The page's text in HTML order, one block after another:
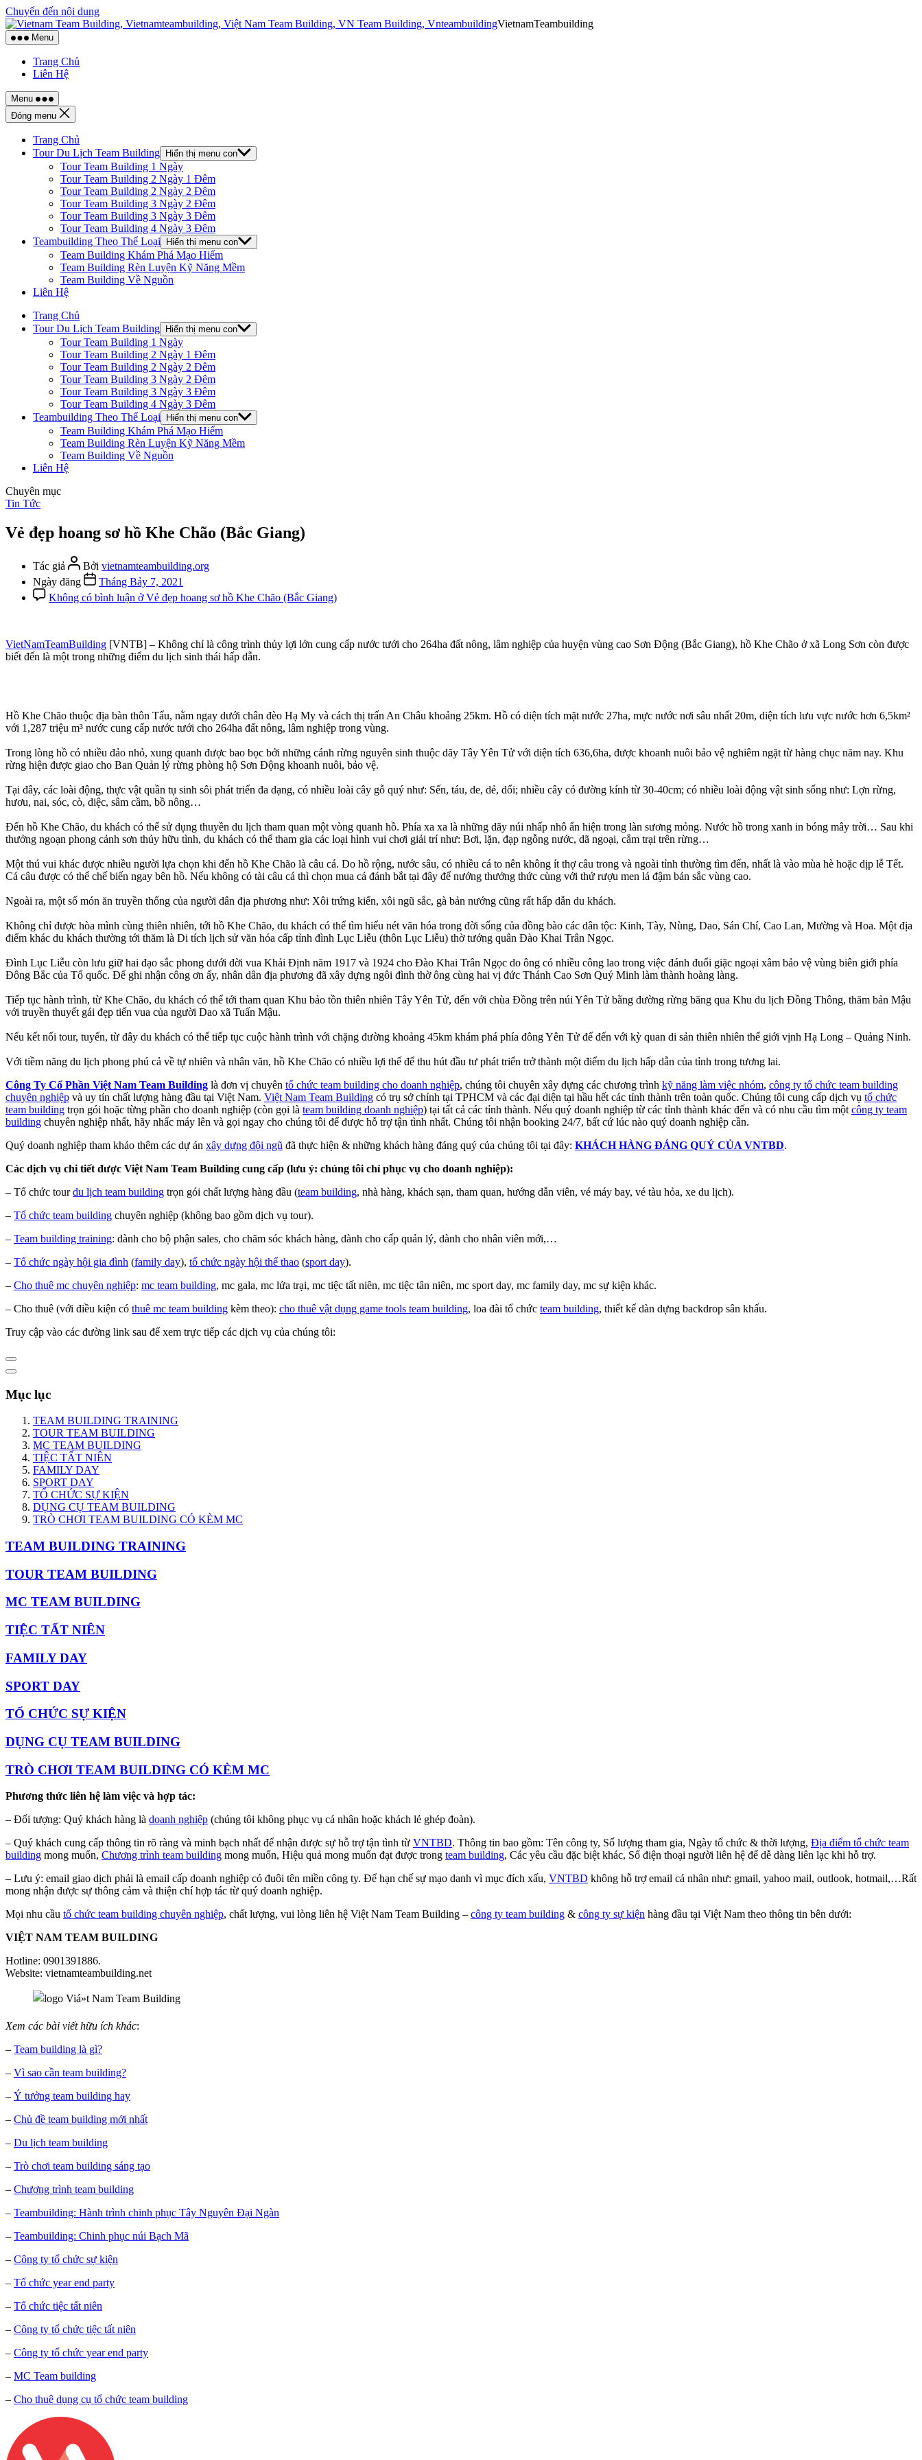
Chuyển đến nội dung
VietnamTeambuilding
Menu
Trang Chủ
Liên Hệ
Menu
Đóng menu
Trang Chủ
Tour Du Lịch Team Building
Hiển thị menu con
Tour Team Building 1 Ngày
Tour Team Building 2 Ngày 1 Đêm
Tour Team Building 2 Ngày 2 Đêm
Tour Team Building 3 Ngày 2 Đêm
Tour Team Building 3 Ngày 3 Đêm
Tour Team Building 4 Ngày 3 Đêm
Teambuilding Theo Thể Loại
Hiển thị menu con
Team Building Khám Phá Mạo Hiểm
Team Building Rèn Luyện Kỹ Năng Mềm
Team Building Về Nguồn
Liên Hệ
Trang Chủ
Tour Du Lịch Team Building
Hiển thị menu con
Tour Team Building 1 Ngày
Tour Team Building 2 Ngày 1 Đêm
Tour Team Building 2 Ngày 2 Đêm
Tour Team Building 3 Ngày 2 Đêm
Tour Team Building 3 Ngày 3 Đêm
Tour Team Building 4 Ngày 3 Đêm
Teambuilding Theo Thể Loại
Hiển thị menu con
Team Building Khám Phá Mạo Hiểm
Team Building Rèn Luyện Kỹ Năng Mềm
Team Building Về Nguồn
Liên Hệ
Chuyên mục
Tin Tức
Vẻ đẹp hoang sơ hồ Khe Chão (Bắc Giang)
Tác giả Bởi vietnamteambuilding.org
Ngày đăng
Tháng Bảy 7, 2021
Không có bình luận ở Vẻ đẹp hoang sơ hồ Khe Chão (Bắc Giang)
VietNamTeamBuilding [VNTB] – Không chỉ là công trình thủy lợi lớn cung cấp nước tưới cho 264ha đất nông, lâm nghiệp của huyện vùng cao Sơn Động (Bắc Giang), hồ Khe Chão ở xã Long Sơn còn được
biết đến là một trong những điểm du lịch sinh thái hấp dẫn.
Hồ Khe Chão thuộc địa bàn thôn Tẩu, nằm ngay dưới chân đèo Hạ My và cách thị trấn An Châu khoảng 25km. Hồ có diện tích mặt nước 27ha, mực nước nơi sâu nhất 20m, diện tích lưu vực nước hơn 6,5km²
với 1,287 triệu m³ nước cung cấp nước tưới cho 264ha đất nông, lâm nghiệp trong vùng.
Trong lòng hồ có nhiều đảo nhỏ, xung quanh được bao bọc bởi những cánh rừng nguyên sinh thuộc dãy Tây Yên Tử với diện tích 636,6ha, được khoanh nuôi bảo vệ nghiêm ngặt từ hàng chục năm nay. Khu
rừng hiện được giao cho Ban Quản lý rừng phòng hộ Sơn Động khoanh nuôi, bảo vệ.
Tại đây, các loài động, thực vật quần tụ sinh sôi phát triển đa dạng, có nhiều loài cây gỗ quý như: Sến, táu, de, dẻ, dổi; nhiều cây có đường kính từ 30-40cm; có nhiều loài động vật sinh sống như: Lợn rừng,
hươu, nai, sóc, cò, diệc, sâm cầm, bồ nông…
Đến hồ Khe Chão, du khách có thể sử dụng thuyền du lịch tham quan một vòng quanh hồ. Phía xa xa là những dãy núi nhấp nhô ẩn hiện trong làn sương mỏng. Nước hồ trong xanh in bóng mây trời… Sau khi
thưởng ngoạn phong cảnh sơn thủy hữu tình, du khách có thể tham gia các loại hình vui chơi giải trí như: Bơi, lặn, đạp ngỗng nước, dã ngoại, cắm trại trên rừng…
Một thú vui khác được nhiều người lựa chọn khi đến hồ Khe Chão là câu cá. Do hồ rộng, nước sâu, có nhiều cá to nên không ít thợ câu trong và ngoài tỉnh thường tìm đến, nhất là vào mùa hè hoặc dịp lễ Tết.
Cá câu được có thể chế biến ngay bên hồ. Nếu không có tài câu cá thì chọn mua cá đánh bắt tại đây để nướng thưởng thức cùng với thứ rượu men lá đậm bản sắc vùng cao.
Ngoài ra, một số món ăn truyền thống của người dân địa phương như: Xôi trứng kiến, xôi ngũ sắc, gà bản nướng cũng rất hấp dẫn du khách.
Không chỉ được hòa mình cùng thiên nhiên, tới hồ Khe Chão, du khách có thể tìm hiểu nét văn hóa trong đời sống của đồng bào các dân tộc: Kinh, Tày, Nùng, Dao, Sán Chí, Cao Lan, Mường và Hoa. Một địa
điểm khác du khách thường tới thăm là Di tích lịch sử văn hóa cấp tỉnh đình Lục Liễu (thôn Lục Liễu) thờ tướng quân Đào Khai Trân Ngọc.
Đình Lục Liễu còn lưu giữ hai đạo sắc phong dưới đời vua Khải Định năm 1917 và 1924 cho Đào Khai Trân Ngọc do ông có nhiều công lao trong việc đánh đuổi giặc ngoại xâm bảo vệ vùng biên giới phía
Đông Bắc của Tổ quốc. Để ghi nhận công ơn ấy, nhân dân địa phương đã xây dựng ngôi đình thờ ông cùng hai vị đức Thánh Cao Sơn Quý Minh làm thành hoàng làng.
Tiếp tục hành trình, từ Khe Chão, du khách có thể tới tham quan Khu bảo tồn thiên nhiên Tây Yên Tử, đến với chùa Đồng trên núi Yên Tử bằng đường rừng băng qua Khu du lịch Đồng Thông, thăm bản Mậu
với truyền thuyết gái đẹp tiến vua của người Dao xã Tuấn Mậu.
Nếu kết nối tour, tuyến, từ đây du khách có thể tiếp tục cuộc hành trình với chặng đường khoảng 45km khám phá phía đông Yên Tử để đến với kỳ quan di sản thiên nhiên thế giới vịnh Hạ Long – Quảng Ninh.
Với tiềm năng du lịch phong phú cả về tự nhiên và nhân văn, hồ Khe Chão có nhiều lợi thế để thu hút đầu tư phát triển trở thành một điểm du lịch hấp dẫn của tỉnh trong tương lai.
Công Ty Cổ Phần Việt Nam Team Building là đơn vị chuyên tổ chức team building cho doanh nghiệp, chúng tôi chuyên xây dựng các chương trình kỹ năng làm việc nhóm, công ty tổ chức team building
chuyên nghiệp và uy tín chất lượng hàng đầu tại Việt Nam. Việt Nam Team Building có trụ sở chính tại TPHCM và các đại diện tại hầu hết các tỉnh thành trên toàn quốc. Chúng tôi cung cấp dịch vụ tổ chức
team building trọn gói hoặc từng phần cho doanh nghiệp (còn gọi là team building doanh nghiệp) tại tất cả các tỉnh thành. Nếu quý doanh nghiệp từ các tỉnh thành khác đến và có nhu cầu tìm một công ty team
building chuyên nghiệp nhất, hãy nhấc máy lên và gọi ngay cho chúng tôi để được hỗ trợ tận tình nhất. Chúng tôi nhận booking 24/7, bất cứ lúc nào quý doanh nghiệp cần.
Quý doanh nghiệp tham khảo thêm các dự án xây dựng đội ngũ đã thực hiện & những khách hàng đáng quý của chúng tôi tại đây: KHÁCH HÀNG ĐÁNG QUÝ CỦA VNTBD.
Các dịch vụ chi tiết được Việt Nam Team Building cung cấp (lưu ý: chúng tôi chỉ phục vụ cho doanh nghiệp):
– Tổ chức tourdu lịch team building trọn gói chất lượng hàng đầu (team building, nhà hàng, khách sạn, tham quan, hướng dẫn viên, vé máy bay, vé tàu hỏa, xe du lịch).
– Tổ chức team building chuyên nghiệp (không bao gồm dịch vụ tour).
– Team building training: dành cho bộ phận sales, cho chăm sóc khách hàng, dành cho cấp quản lý, dành cho nhân viên mới,…
– Tổ chức ngày hội gia đình (family day), tổ chức ngày hội thể thao (sport day).
– Cho thuê mc chuyên nghiệp: mc team building, mc gala, mc lửa trại, mc tiệc tất niên, mc tiệc tân niên, mc sport day, mc family day, mc sự kiện khác.
– Cho thuê (với điều kiện có thuê mc team building kèm theo): cho thuê vật dụng game tools team building, loa đài tổ chức team building, thiết kế dàn dựng backdrop sân khấu.
Truy cập vào các đường link sau để xem trực tiếp các dịch vụ của chúng tôi:
Mục lục
TEAM BUILDING TRAINING
TOUR TEAM BUILDING
MC TEAM BUILDING
TIỆC TẤT NIÊN
FAMILY DAY
SPORT DAY
TỔ CHỨC SỰ KIỆN
DỤNG CỤ TEAM BUILDING
TRÒ CHƠI TEAM BUILDING CÓ KÈM MC
TEAM BUILDING TRAINING
TOUR TEAM BUILDING
MC TEAM BUILDING
TIỆC TẤT NIÊN
FAMILY DAY
SPORT DAY
TỔ CHỨC SỰ KIỆN
DỤNG CỤ TEAM BUILDING
TRÒ CHƠI TEAM BUILDING CÓ KÈM MC
Phương thức liên hệ làm việc và hợp tác:
– Đối tượng: Quý khách hàng là doanh nghiệp (chúng tôi không phục vụ cá nhân hoặc khách lẻ ghép đoàn).
– Quý khách cung cấp thông tin rõ ràng và minh bạch nhất để nhận được sự hỗ trợ tận tình từ VNTBD. Thông tin bao gồm: Tên công ty, Số lượng tham gia, Ngày tổ chức & thời lượng, Địa điểm tổ chức team
building mong muốn, Chương trình team building mong muốn, Hiệu quả mong muốn đạt được trong team building, Các yêu cầu đặc biệt khác, Số điện thoại người liên hệ để dễ dàng liên lạc khi hỗ trợ.
– Lưu ý: email giao dịch phải là email cấp doanh nghiệp có đuôi tên miền công ty. Để hạn chế sự mạo danh vì mục đích xấu, VNTBD không hỗ trợ email cá nhân như: gmail, yahoo mail, outlook, hotmail,…Rất
mong nhận được sự thông cảm và thiện chí hợp tác từ quý doanh nghiệp.
Mọi nhu cầu tổ chức team building chuyên nghiệp, chất lượng, vui lòng liên hệ Việt Nam Team Building – công ty team building & công ty sự kiện hàng đầu tại Việt Nam theo thông tin bên dưới:
VIỆT NAM TEAM BUILDING
Hotline: 0901391886.
Website: vietnamteambuilding.net
Xem các bài viết hữu ích khác:
– Team building là gì?
– Vì sao cần team building?
– Ý tưởng team building hay
– Chủ đề team building mới nhất
– Du lịch team building
– Trò chơi team building sáng tạo
– Chương trình team building
– Teambuilding: Hành trình chinh phục Tây Nguyên Đại Ngàn
– Teambuilding: Chinh phục núi Bạch Mã
– Công ty tổ chức sự kiện
– Tổ chức year end party
– Tổ chức tiệc tất niên
– Công ty tổ chức tiệc tất niên
– Công ty tổ chức year end party
– MC Team building
– Cho thuê dụng cụ tổ chức team building